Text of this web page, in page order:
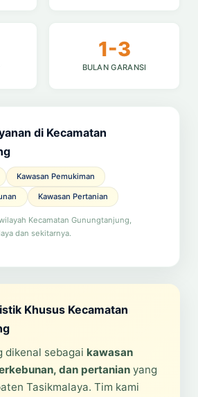
1-3
BULAN GARANSI
di Kecamatan
Kawasan Pemukiman
Kawasan Pertanian
Kecamatan Gunungtanjung,
dan sekitarnya.
Khusus Kecamatan
dikenal sebagai kawasan
dan pertanianyang
Tasikmalaya. Tim kami